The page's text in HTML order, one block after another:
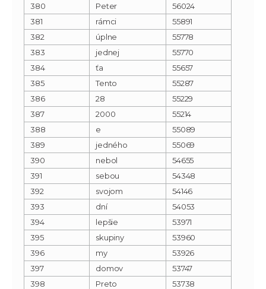
380
Peter
56024
381
rámci
55891
382
úplne
55778
383
jednej
55770
384
ťa
55657
385
Tento
55287
386
28
55229
387
2000
55214
388
e
55089
389
jedného
55069
390
nebol
54655
391
sebou
54348
392
svojom
54146
393
dní
54053
394
lepšie
53971
395
skupiny
53960
396
my
53926
397
domov
53747
398
Preto
53738